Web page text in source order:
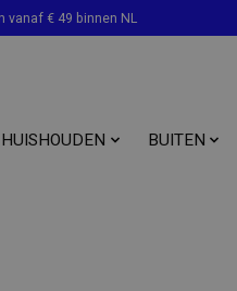
vanaf € 49 binnen NL
HUISHOUDEN BUITEN